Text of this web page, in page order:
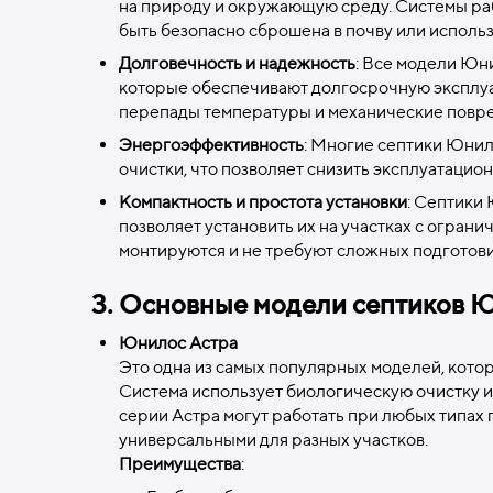
на природу и окружающую среду. Системы
быть безопасно сброшена в почву или
Долговечность и надежность: Все модели
которые обеспечивают долгосрочную
перепады температуры и механические
Энергоэффективность: Многие септики
очистки, что позволяет снизить
Компактность и простота установки: Септики
позволяет установить их на участках с
монтируются и не требуют сложных
3. Основные модели септиков
Юнилос Астра
Это одна из самых популярных моделей,
Система использует биологическую
серии Астра могут работать при любых
универсальными для разных участков.
Преимущества: